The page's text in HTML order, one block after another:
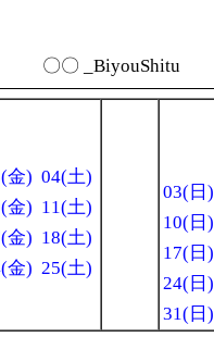
〇〇 _BiyouShitu
金) 04(土)
金) 11(土)
金) 18(土)
金) 25(土)
03(日)
10(日)
17(日)
24(日)
31(日)